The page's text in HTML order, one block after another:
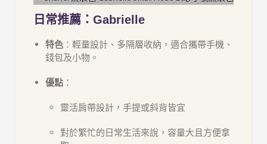
日常推薦：Gabrielle
特色 ：輕量設計、多隔層收納，適合攜帶手機、
錢包及小物。
優點 ：
靈活肩帶設計，手提或斜背皆宜
對於繁忙的日常生活來說，容量大且方便拿